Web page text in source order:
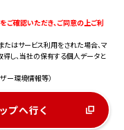
ご確認いただき、ご同意の上ご利
はサービス利用をされた場合、マ
し、当社の保有する個人データと
ー環境情報等）
プへ行く